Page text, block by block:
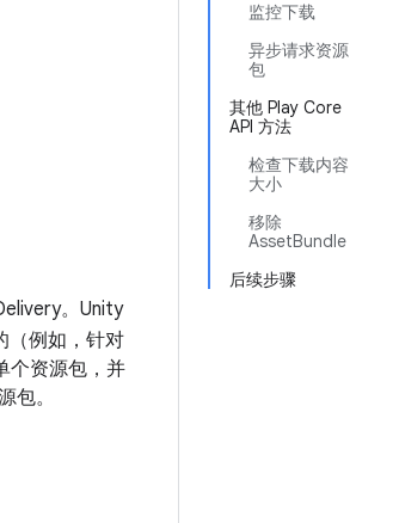
监控下载
异步请求资源
包
其他 Play Core
API 方法
检查下载内容
大小
移除
AssetBundle
后续步骤
。Unity
（例如，针对
个资源包，并
包。